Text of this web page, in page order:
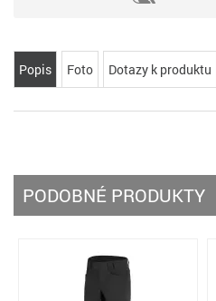
Popis Foto Dotazy k produktu
PODOBNÉ PRODUKTY